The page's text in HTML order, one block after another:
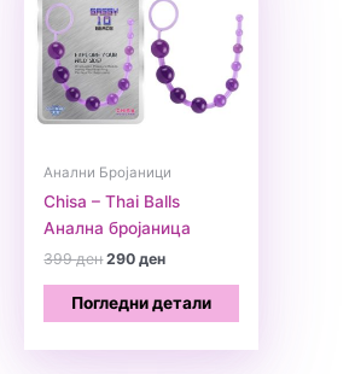
Анални Бројаници
Chisa – Thai Balls
Анална бројаница
399денOriginal
was:
399 ден.
290денCurrent
is:
290 ден.
Погледни детали